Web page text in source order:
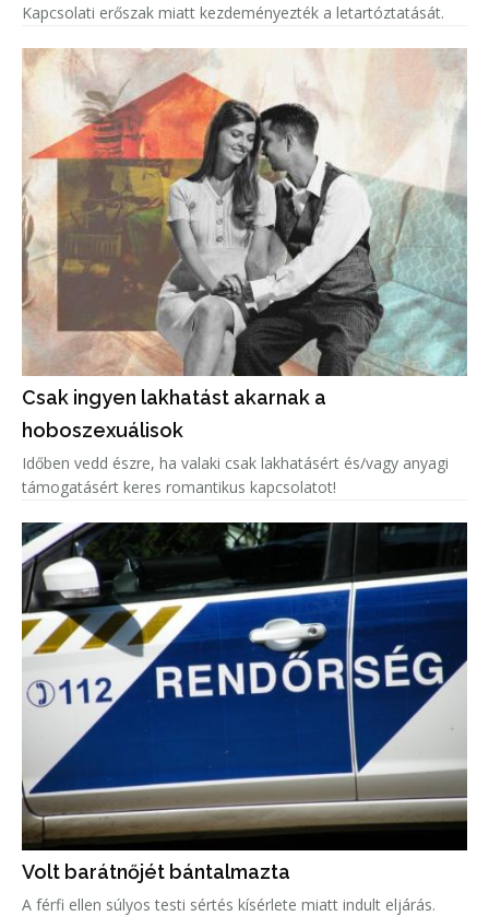
Kapcsolati erőszak miatt kezdeményezték a letartóztatását.
Csak ingyen lakhatást akarnak a
hoboszexuálisok
Időben vedd észre, ha valaki csak lakhatásért és/vagy anyagi
támogatásért keres romantikus kapcsolatot!
Volt barátnőjét bántalmazta
A férfi ellen súlyos testi sértés kísérlete miatt indult eljárás.